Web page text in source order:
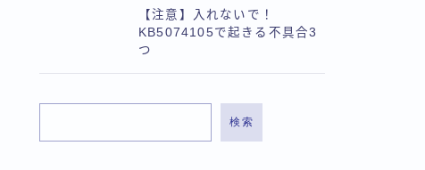
【注意】入れないで！
KB5074105で起きる不具合3
つ
検索